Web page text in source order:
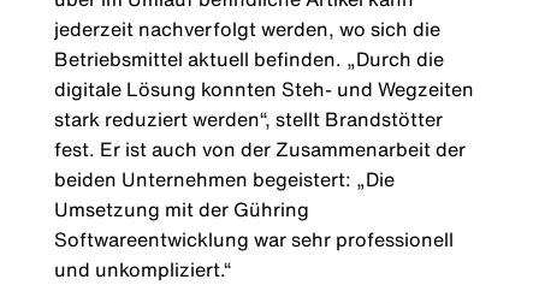
jederzeit nachverfolgt werden, wo sich die
Betriebsmittel aktuell befinden. „Durch die
digitale Lösung konnten Steh- und Wegzeiten
stark reduziert werden“, stellt Brandstötter
fest. Er ist auch von der Zusammenarbeit der
beiden Unternehmen begeistert: „Die
Umsetzung mit der Gühring
Softwareentwicklung war sehr professionell
und unkompliziert.“